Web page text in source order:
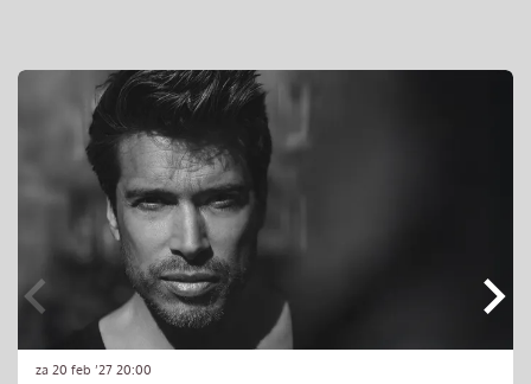
za 20 feb ’27 20:00